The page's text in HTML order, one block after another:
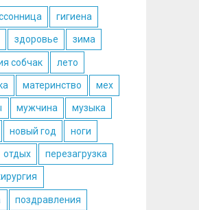
гигиена
здоровье зима
собчак лето
материнство мех
мужчина музыка
новый год ноги
отдых перезагрузка
поздравления